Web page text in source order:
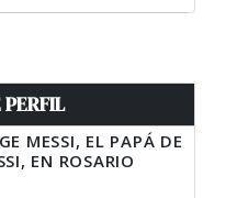
MESSI, EL PAPÁ DE
EN ROSARIO